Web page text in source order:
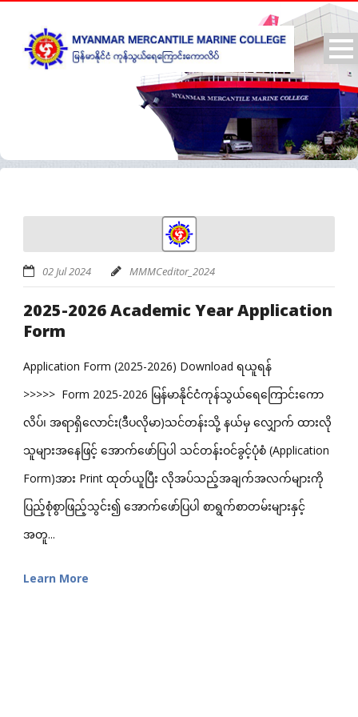
02 Jul 2024 MMMCeditor_2024
2025-2026 Academic Year Application
Form
Application Form (2025-2026) Download ရယူရန်
>>>>> Form 2025-2026 မြန်မာနိုင်ငံကုန်သွယ်ရေကြောင်းကော
လိပ်၊ အရာရှိလောင်း(ဒီပလိုမာ)သင်တန်းသို့ နယ်မှ လျှောက် ထားလို
သူများအနေဖြင့် အောက်ဖော်ပြပါ သင်တန်းဝင်ခွင့်ပုံစံ (Application
Form)အား Print ထုတ်ယူပြီး လိုအပ်သည့်အချက်အလက်များကို
ပြည့်စုံစွာဖြည့်သွင်း၍ အောက်ဖော်ပြပါ စာရွက်စာတမ်းများနှင့်
အတူ...
Learn More